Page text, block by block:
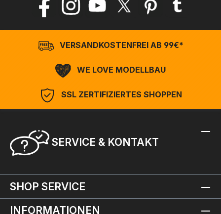
VERSANDKOSTENFREI AB 99€*
WE LOVE MODELLBAU
SSL ZERTIFIZIERTES SHOPPEN
SERVICE & KONTAKT
SHOP SERVICE
INFORMATIONEN